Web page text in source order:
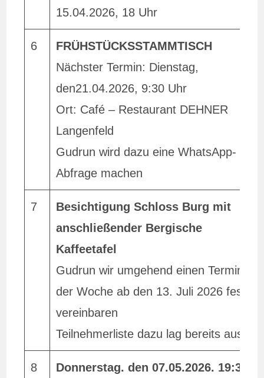
15.04.2026, 18 Uhr
6
FRÜHSTÜCKSSTAMMTISCH
Nächster Termin: Dienstag,
den21.04.2026, 9:30 Uhr
Ort: Café – Restaurant DEHNER
Langenfeld
Gudrun wird dazu eine WhatsApp-
Abfrage machen
7
Besichtigung Schloss Burg mit
anschließender Bergische
Kaffeetafel
Gudrun wir umgehend einen Termin in
der Woche ab den 13. Juli 2026 fest
vereinbaren
Teilnehmerliste dazu lag bereits aus
8
Donnerstag. den 07.05.2026. 19:30